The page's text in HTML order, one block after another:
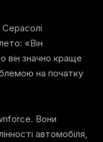
«Він
він значно краще
на початку
Вони
автомобіля,